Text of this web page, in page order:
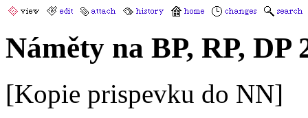
Náměty na BP, RP, DP
[Kopie prispevku do NN]